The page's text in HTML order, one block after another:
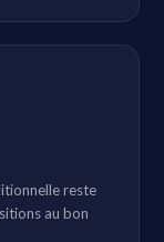
reste
au bon